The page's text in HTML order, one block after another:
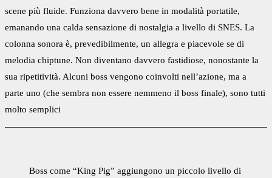
scene più fluide. Funziona davvero bene in modalità portatile,
emanando una calda sensazione di nostalgia a livello di SNES. La
colonna sonora è, prevedibilmente, un allegra e piacevole se di
melodia chiptune. Non diventano davvero fastidiose, nonostante la
sua ripetitività. Alcuni boss vengono coinvolti nell’azione, ma a
parte uno (che sembra non essere nemmeno il boss finale), sono tutti
molto semplici
Boss come “King Pig” aggiungono un piccolo livello di